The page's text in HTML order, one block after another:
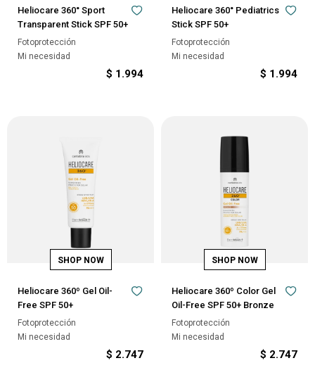
Heliocare 360° Sport
Transparent Stick SPF 50+
Fotoprotección
Mi necesidad
$ 1.994
Heliocare 360° Pediatrics
Stick SPF 50+
Fotoprotección
Mi necesidad
$ 1.994
Heliocare 360º Gel Oil-
Free SPF 50+
Fotoprotección
Mi necesidad
$ 2.747
Heliocare 360º Color Gel
Oil-Free SPF 50+ Bronze
Fotoprotección
Mi necesidad
$ 2.747